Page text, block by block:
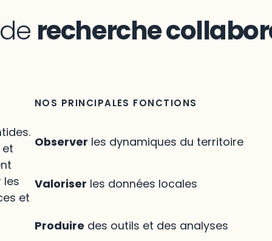
recherche
les
et
NOS PRINCIPALES FONCTIONS
Observer les dynamiques du territoire
Valoriser les données locales
Produire des outils et des analyses